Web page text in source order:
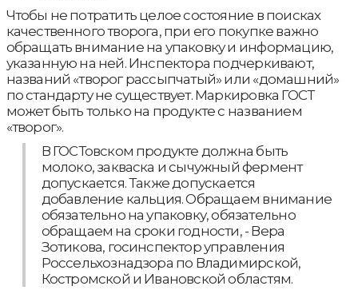
Чтобы не потратить целое состояние в поисках
качественного творога, при его покупке важно
обращать внимание на упаковку и информацию,
указанную на ней. Инспектора подчеркивают,
названий «творог рассыпчатый» или «домашний»
по стандарту не существует. Маркировка ГОСТ
может быть только на продукте с названием
«творог».
В ГОСТовском продукте должна быть
молоко, закваска и сычужный фермент
допускается. Также допускается
добавление кальция. Обращаем внимание
обязательно на упаковку, обязательно
обращаем на сроки годности, - Вера
Зотикова, госинспектор управления
Россельхознадзора по Владимирской,
Костромской и Ивановской областям.